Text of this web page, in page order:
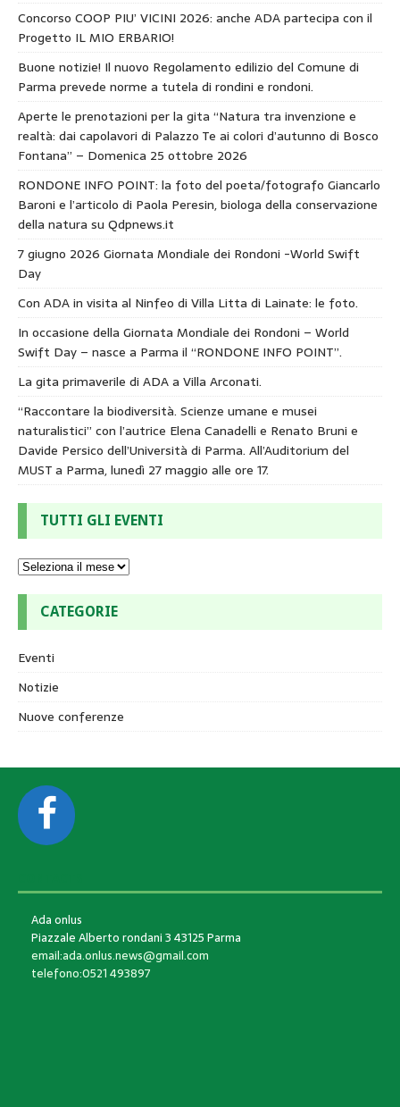
Concorso COOP PIU’ VICINI 2026: anche ADA partecipa con il
Progetto IL MIO ERBARIO!
Buone notizie! Il nuovo Regolamento edilizio del Comune di
Parma prevede norme a tutela di rondini e rondoni.
Aperte le prenotazioni per la gita “Natura tra invenzione e
realtà: dai capolavori di Palazzo Te ai colori d’autunno di Bosco
Fontana” – Domenica 25 ottobre 2026
RONDONE INFO POINT: la foto del poeta/fotografo Giancarlo
Baroni e l’articolo di Paola Peresin, biologa della conservazione
della natura su Qdpnews.it
7 giugno 2026 Giornata Mondiale dei Rondoni -World Swift
Day
Con ADA in visita al Ninfeo di Villa Litta di Lainate: le foto.
In occasione della Giornata Mondiale dei Rondoni – World
Swift Day – nasce a Parma il “RONDONE INFO POINT”.
La gita primaverile di ADA a Villa Arconati.
“Raccontare la biodiversità. Scienze umane e musei
naturalistici” con l’autrice Elena Canadelli e Renato Bruni e
Davide Persico dell’Università di Parma. All’Auditorium del
MUST a Parma, lunedì 27 maggio alle ore 17.
TUTTI GLI EVENTI
CATEGORIE
Eventi
Notizie
Nuove conferenze
Ada onlus
Piazzale Alberto rondani 3 43125 Parma
email:ada.onlus.news@gmail.com
telefono:0521 493897